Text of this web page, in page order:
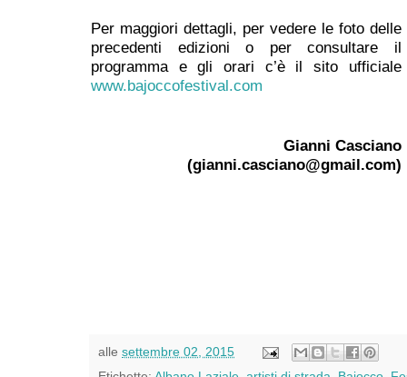
Per maggiori dettagli, per vedere le foto delle
precedenti edizioni o per consultare il
programma e gli orari c’è il sito ufficiale
www.bajoccofestival.com
Gianni Casciano
(gianni.casciano@gmail.com)
alle settembre 02, 2015